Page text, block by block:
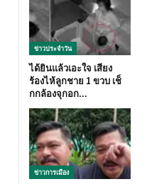
ข่าวประจำวัน
ได้ยินแล้วเอะใจ เสียง
ร้องไห้ลูกชาย 1 ขวบ เช็
กกล้องจุกอก…
ข่าวการเมือง